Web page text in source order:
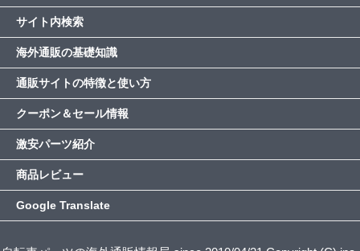
サイト内検索
海外通販の基礎知識
通販サイトの特徴と使い方
クーポン＆セール情報
激安パーツ紹介
商品レビュー
Google Translate